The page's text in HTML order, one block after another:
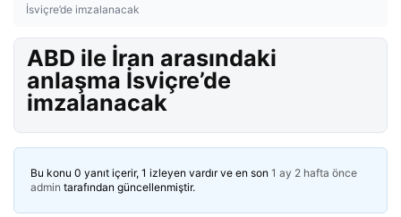
İsviçre’de imzalanacak
ABD ile İran arasındaki
anlaşma İsviçre’de
imzalanacak
Bu konu 0 yanıt içerir, 1 izleyen vardır ve en son 1 ay 2 hafta önce
admin tarafından güncellenmiştir.